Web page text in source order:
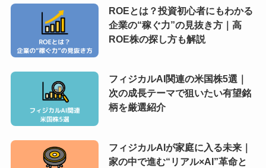
ROEとは？投資初心者にもわかる
企業の“稼ぐ力”の見抜き方｜高
ROE株の探し方も解説
フィジカルAI関連の米国株5選｜
次の成長テーマで狙いたい有望銘
柄を厳選紹介
フィジカルAIが家庭に入る未来｜
家の中で進む“リアル×AI”革命と